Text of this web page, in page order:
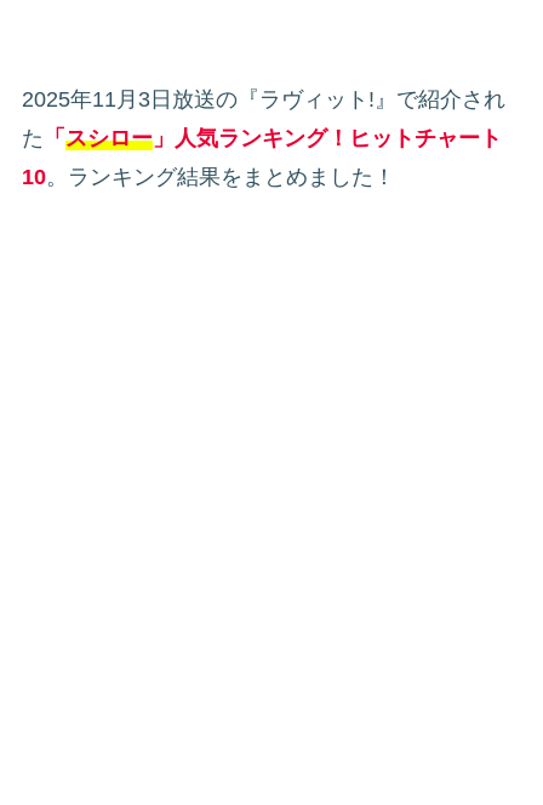
2025年11月3日放送の『ラヴィット!』で紹介され
た 「 スシロー 」人気ランキング！ヒットチャート
10。ランキング結果をまとめました！